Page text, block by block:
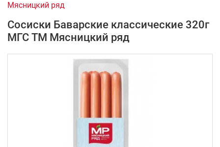
Мясницкий ряд
Сосиски Баварские классические 320г
МГС ТМ Мясницкий ряд